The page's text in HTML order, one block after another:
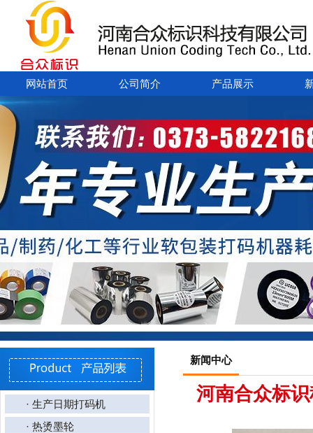
网站首页 公司简介 产品展示
· 生产日期打码机
· 热烫墨轮
新闻中心
河南合众标